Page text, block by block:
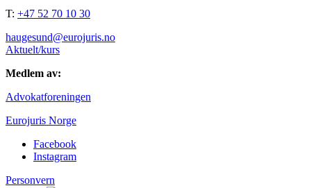
T: +47 52 70 10 30
haugesund@eurojuris.no
Aktuelt/kurs
Medlem av:
Advokatforeningen
Eurojuris Norge
Facebook
Instagram
Personvern